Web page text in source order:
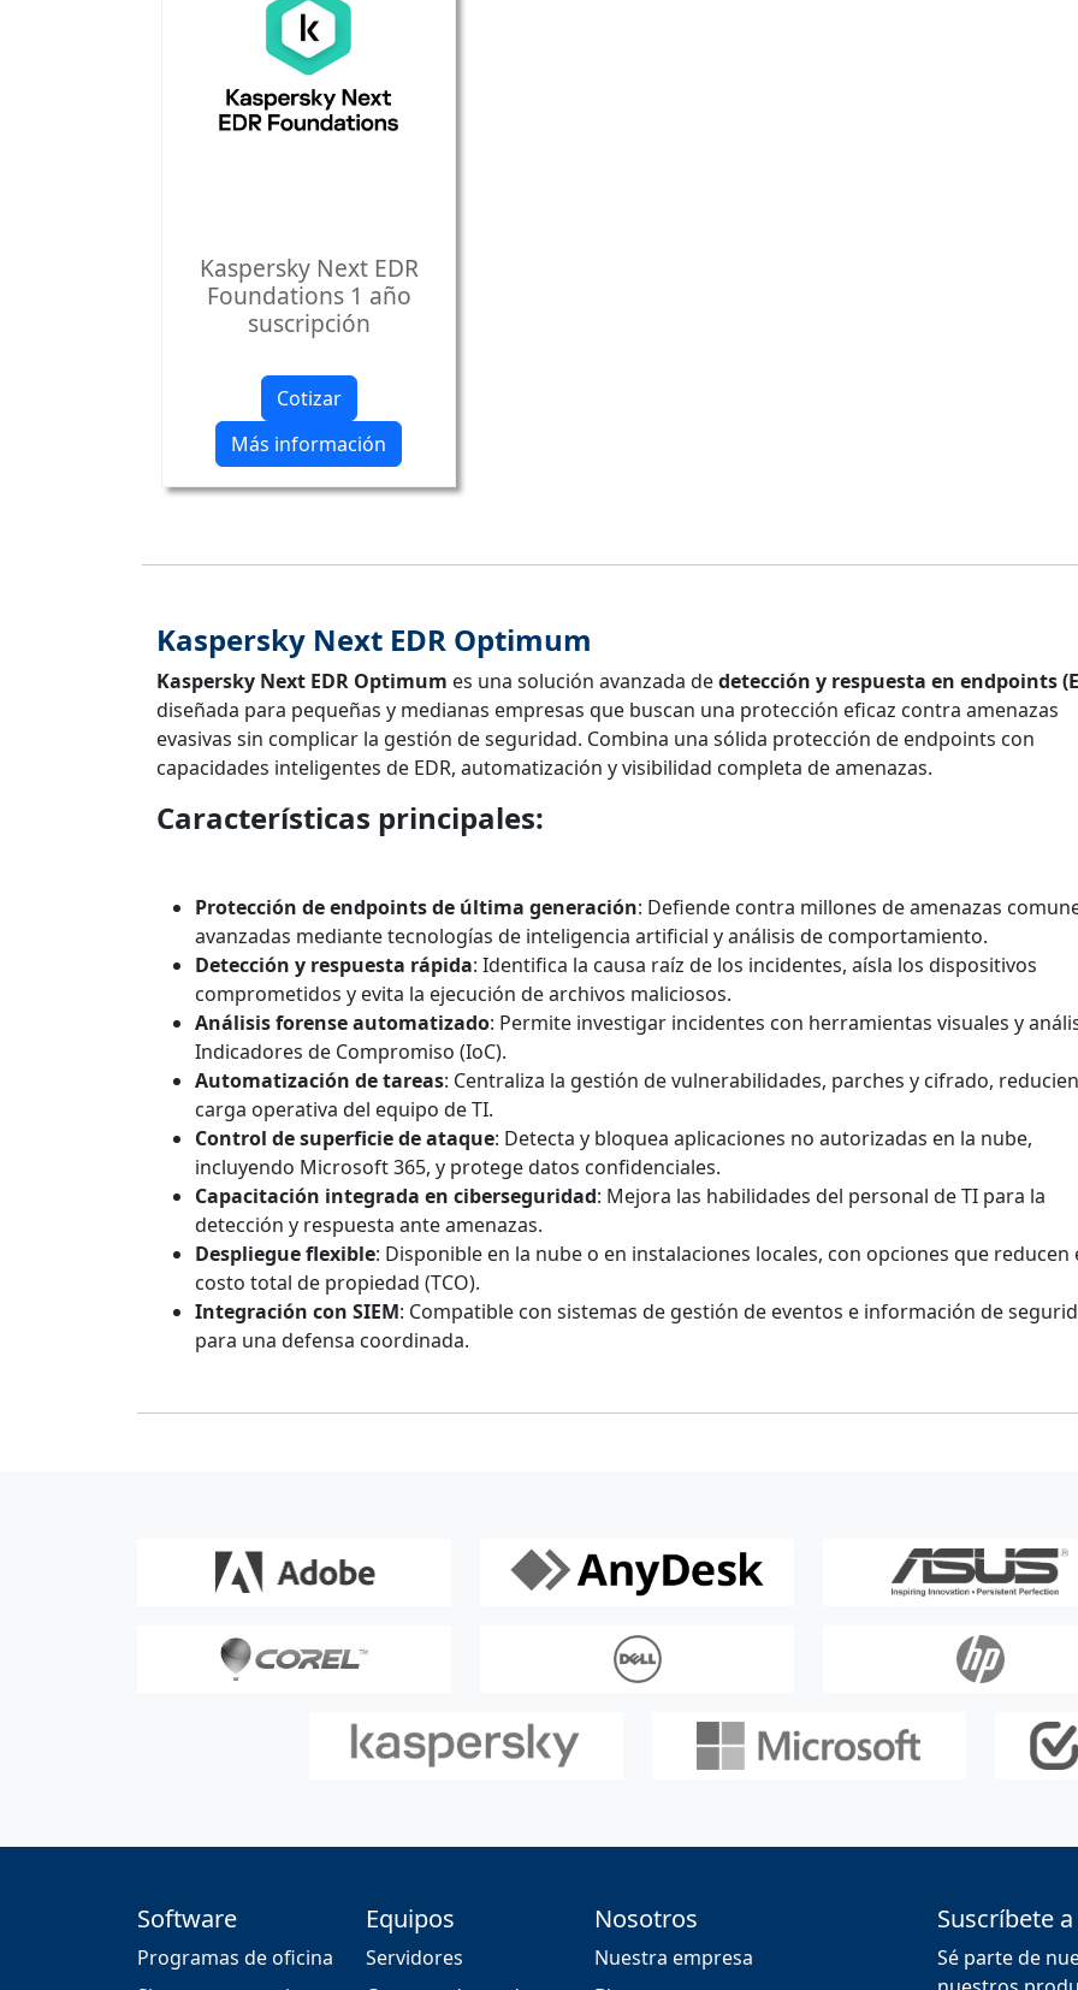
Kaspersky Next EDR
Foundations 1 año
suscripción
Cotizar
Más información
Kaspersky Next EDR Optimum
Kaspersky Next EDR Optimum es una solución avanzada dedetección y respuesta en endpoints
diseñada para pequeñas y medianas empresas que buscan una protección eficaz contra amenazas
evasivas sin complicar la gestión de seguridad. Combina una sólida protección de endpoints con
capacidades inteligentes de EDR, automatización y visibilidad completa de amenazas.
Características principales:
Protección de endpoints de última generación: Defiende contra millones de amenazas
avanzadas mediante tecnologías de inteligencia artificial y análisis de comportamiento.
Detección y respuesta rápida: Identifica la causa raíz de los incidentes, aísla los dispositivos
comprometidos y evita la ejecución de archivos maliciosos.
Análisis forense automatizado: Permite investigar incidentes con herramientas visuales y
Indicadores de Compromiso (IoC).
Automatización de tareas: Centraliza la gestión de vulnerabilidades, parches y cifrado,
carga operativa del equipo de TI.
Control de superficie de ataque: Detecta y bloquea aplicaciones no autorizadas en la nube,
incluyendo Microsoft 365, y protege datos confidenciales.
Capacitación integrada en ciberseguridad: Mejora las habilidades del personal de TI para la
detección y respuesta ante amenazas.
Despliegue flexible: Disponible en la nube o en instalaciones locales, con opciones que reducen
costo total de propiedad (TCO).
Integración con SIEM: Compatible con sistemas de gestión de eventos e información de
para una defensa coordinada.
Software
Programas de oficina
Equipos
Servidores
Nosotros
Nuestra empresa
Suscríbete
Sé parte de